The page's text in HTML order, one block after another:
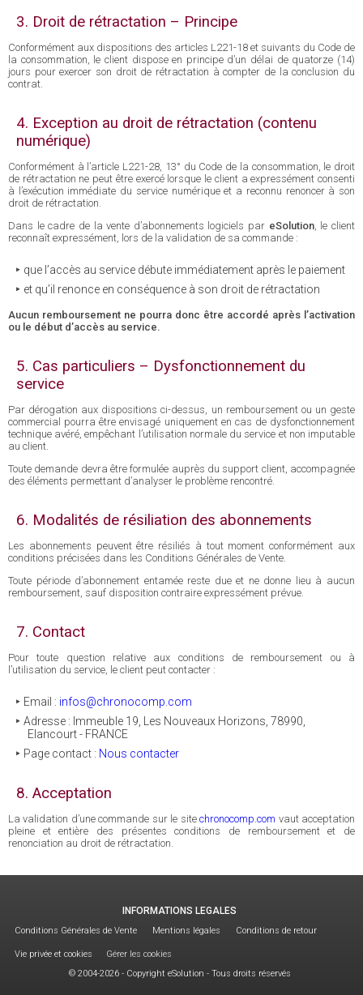
3. Droit de rétractation – Principe
Conformément aux dispositions des articles L221-18 et suivants du Code de
la consommation, le client dispose en principe d’un délai de quatorze (14)
jours pour exercer son droit de rétractation à compter de la conclusion du
contrat.
4. Exception au droit de rétractation (contenu
numérique)
Conformément à l’article L221-28, 13° du Code de la consommation, le droit
de rétractation ne peut être exercé lorsque le client a expressément consenti
à l’exécution immédiate du service numérique et a reconnu renoncer à son
droit de rétractation.
Dans le cadre de la vente d’abonnements logiciels par eSolution, le client
reconnaît expressément, lors de la validation de sa commande :
que l’accès au service débute immédiatement après le paiement
et qu’il renonce en conséquence à son droit de rétractation
Aucun remboursement ne pourra donc être accordé après l’activation
ou le début d’accès au service.
5. Cas particuliers – Dysfonctionnement du
service
Par dérogation aux dispositions ci-dessus, un remboursement ou un geste
commercial pourra être envisagé uniquement en cas de dysfonctionnement
technique avéré, empêchant l’utilisation normale du service et non imputable
au client.
Toute demande devra être formulée auprès du support client, accompagnée
des éléments permettant d’analyser le problème rencontré.
6. Modalités de résiliation des abonnements
Les abonnements peuvent être résiliés à tout moment conformément aux
conditions précisées dans les Conditions Générales de Vente.
Toute période d’abonnement entamée reste due et ne donne lieu à aucun
remboursement, sauf disposition contraire expressément prévue.
7. Contact
Pour toute question relative aux conditions de remboursement ou à
l’utilisation du service, le client peut contacter :
Email : infos@chronocomp.com
Adresse : Immeuble 19, Les Nouveaux Horizons, 78990,
Elancourt - FRANCE
Page contact : Nous contacter
8. Acceptation
La validation d’une commande sur le sitechronocomp.com vaut acceptation
pleine et entière des présentes conditions de remboursement et de
renonciation au droit de rétractation.
INFORMATIONS LEGALES
Conditions Générales de Vente Mentions légales Conditions de retour
Vie privée et cookies
Gérer les cookies
© 2004-2026 - Copyright eSolution - Tous droits réservés